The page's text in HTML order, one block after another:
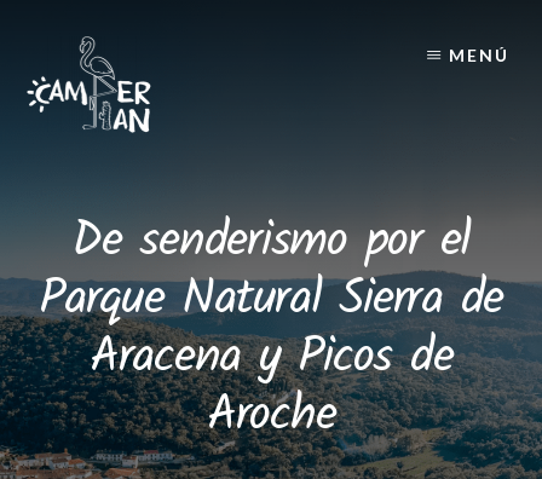
MENÚ
De senderismo por el
Parque Natural Sierra de
Aracena y Picos de
Aroche